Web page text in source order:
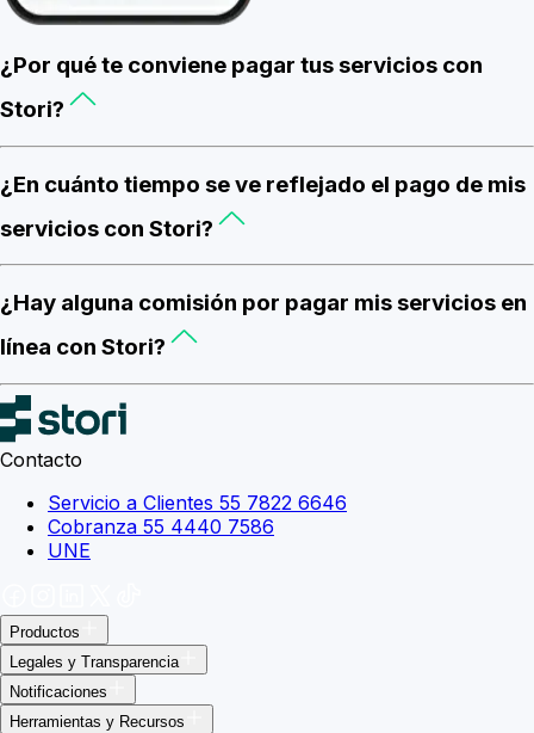
¿Por qué te conviene pagar tus servicios con
Stori?
¿En cuánto tiempo se ve reflejado el pago de mis
servicios con Stori?
¿Hay alguna comisión por pagar mis servicios en
línea con Stori?
Contacto
Servicio a Clientes 55 7822 6646
Cobranza 55 4440 7586
UNE
Productos
Legales y Transparencia
Notificaciones
Herramientas y Recursos